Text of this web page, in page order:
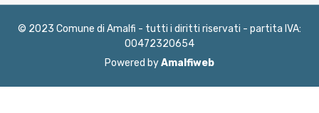
© 2023 Comune di Amalfi - tutti i diritti riservati - partita IVA:
00472320654
Powered byAmalfiweb